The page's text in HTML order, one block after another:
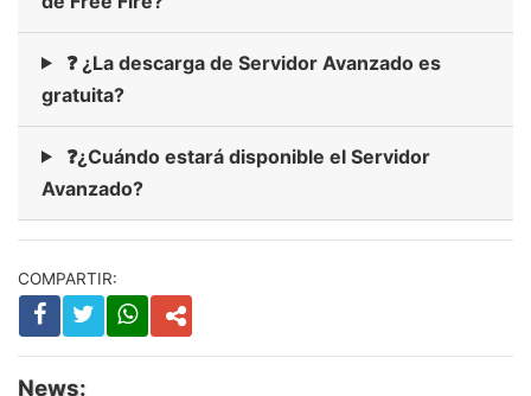
❓ ¿La descarga de Servidor Avanzado es
gratuita?
❓¿Cuándo estará disponible el Servidor
Avanzado?
COMPARTIR:
News: